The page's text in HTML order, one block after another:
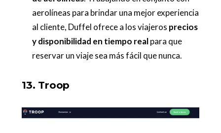
aerolíneas para brindar una mejor experiencia
al cliente, Duffel ofrece a los viajeros precios
y disponibilidad en tiempo realpara que
reservar un viaje sea más fácil que nunca.
13. Troop